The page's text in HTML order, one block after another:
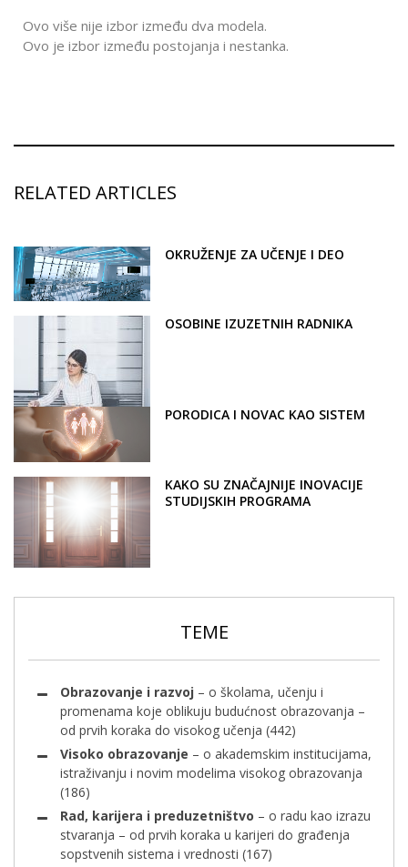
Ovo više nije izbor između dva modela.
Ovo je izbor između postojanja i nestanka.
RELATED ARTICLES
OKRUŽENJE ZA UČENJE I DEO
OSOBINE IZUZETNIH RADNIKA
PORODICA I NOVAC KAO SISTEM
KAKO SU ZNAČAJNIJE INOVACIJE
STUDIJSKIH PROGRAMA
TEME
Obrazovanje i razvoj – o školama, učenju i
promenama koje oblikuju budućnost obrazovanja –
od prvih koraka do visokog učenja (442)
Visoko obrazovanje – o akademskim institucijama,
istraživanju i novim modelima visokog obrazovanja
(186)
Rad, karijera i preduzetništvo – o radu kao izrazu
stvaranja – od prvih koraka u karijeri do građenja
sopstvenih sistema i vrednosti (167)